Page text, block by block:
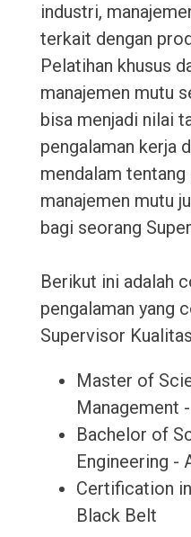
industri,
terkait dengan
Pelatihan khusus
manajemen mutu
bisa menjadi nilai
pengalaman kerja
mendalam
manajemen mutu
bagi seorang
Berikut ini adalah
pengalaman yang
Supervisor
Master of
Management
Bachelor of
Engineering -
Certification
Black Belt